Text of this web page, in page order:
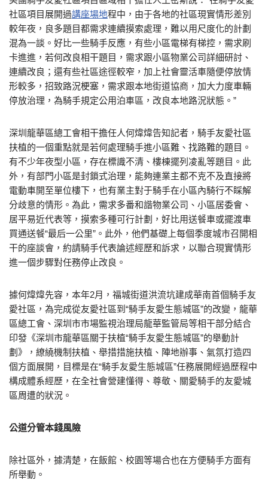
社區項目展開過講座場地程中，由于各地的社區現實情形差別
較年夜，良多題目都需求連續摸索處理，難以用尺度化的計劃
混為一談。好比一些騎手反應，有些小區電梯有梯控，需求刷
卡進進，若何改良相干題目，需求跟小區物業公司詳細研討、
連續改良；還有些社區途徑較窄，加上社會靈活車隨便停放情
形較多，招致路況梗塞，需求跟本地街道協商，加大力度車輛
停放治理，為騎手規定公用泊車區，改良本地路況狀態。”
深圳龍華區總工會相干擔任人何煒煒告知記者，騎手友愛社區
扶植的一個重點就是若何處理騎手進小區難、找路難的題目。
有不少年夜型小區，存在標識不清、樓棟擺列凌亂等題目。此
外，有部門小區是封鎖式治理，能夠連業主都不克不及直接將
電動車開至單位樓下，也有業主對于騎手在小區內騎行不睬解
分歧意的情形。為此，需求多番和諧物業公司、小區居委會、
居平易近代表等，摸索多種可行計劃，好比用送餐車或擺渡車
買通送餐“最后一公里”。此外，他們基礎上每個季度城市召開相
干的座談會，約請騎手代表論述經歷和訴求，以聯合現實情形
進一個步驟對任務停止改良。
據何煒煒先容，本年2月，福城街道洪流坑建成華南首個騎手友
愛社區，為完成從友愛社區到“騎手友愛生態城區”的改變，龍華
區總工會、深圳市市場監視治理局龍華監管局等相干部分結合
印發《深圳市龍華區關于扶植“騎手友愛生態城區”的舉動計
劃》，繚繞機制扶植、舉措措施扶植、陣地辦事、氣氛打造四
個方面展開，目標是在“騎手友愛生態城區”任務展開經過歷程中
構成體系經歷，在全社會營建懂得、尊敬、關愛騎手的友愛城
區周遭的狀況。
公道分管本錢風險
除社區外，據清楚，在飯館、校園等場合也在方便騎手方面有
所舉動。